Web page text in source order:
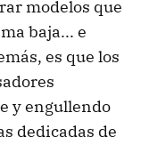
modelos que
baja... e
es que los
y engullendo
dedicadas de